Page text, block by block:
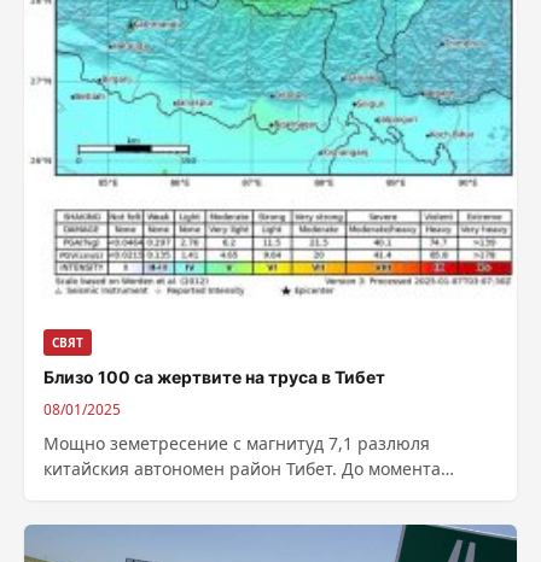
СВЯТ
Близо 100 са жертвите на труса в Тибет
08/01/2025
Мощно земетресение с магнитуд 7,1 разлюля
китайския автономен район Тибет. До момента